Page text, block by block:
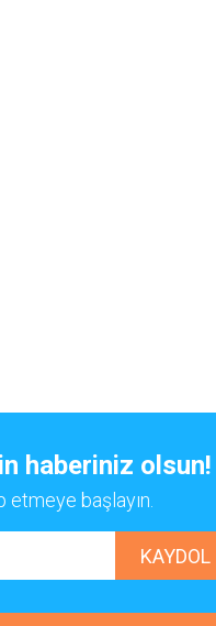
haberiniz olsun!
başlayın.
KAYDOL